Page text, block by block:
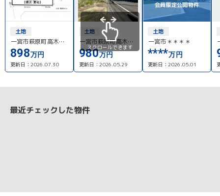
土地
一宮市萩原町高木字
中道5号地
898万円
更新日：2026.07.30
土地
一宮市萩原町高木字
中道４号地
980万円
更新日：2026.05.29
会員限定公開物件
土地
一宮市＊＊＊＊
****万円
更新日：2026.05.01
スクロールできます
最近チェックした物件